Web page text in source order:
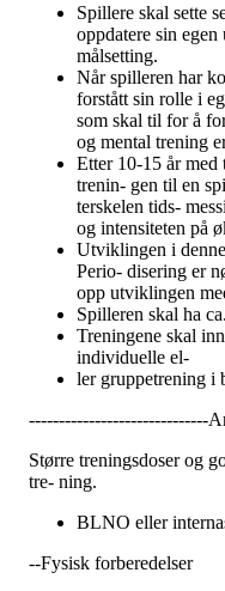
Spillere skal sette
oppdatere sin
målsetting.
Når spilleren har
forstått sin rolle i
som skal til for å
og mental trening
Etter 10-15 år
trenin- gen til en
terskelen tids-
og intensiteten på
Utviklingen i
Perio- disering er
opp utviklingen
Spilleren skal ha
Treningene skal
individuelle el-
ler gruppetrening i
------------------------------
Større treningsdoser og
tre- ning.
BLNO eller
--Fysisk forberedelser